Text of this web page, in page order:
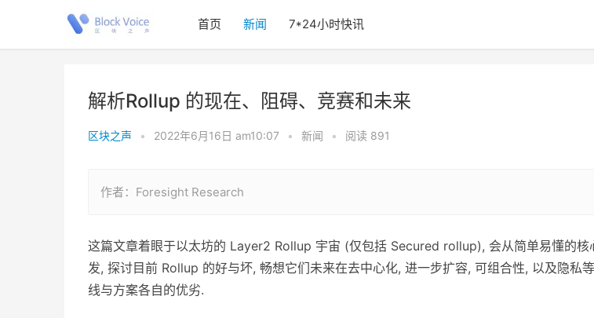
首页 新闻 7*24小时快讯
解析Rollup 的现在、阻碍、竞赛和未来
区块之声 • 2022年6月16日 am10:07 • 新闻 • 阅读 891
作者：Foresight Research
这篇文章着眼于以太坊的 Layer2 Rollup 宇宙 (仅包括 Secured rollup), 会从简单易懂的核
发, 探讨目前 Rollup 的好与坏, 畅想它们未来在去中心化, 进一步扩容, 可组合性, 以及隐私
线与方案各自的优劣.